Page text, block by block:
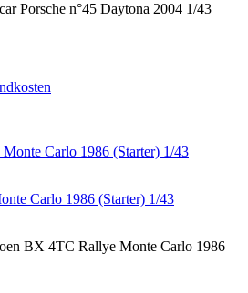
Porsche n°45 Daytona 2004 1/43
Carlo 1986 (Starter) 1/43
BX 4TC Rallye Monte Carlo 1986